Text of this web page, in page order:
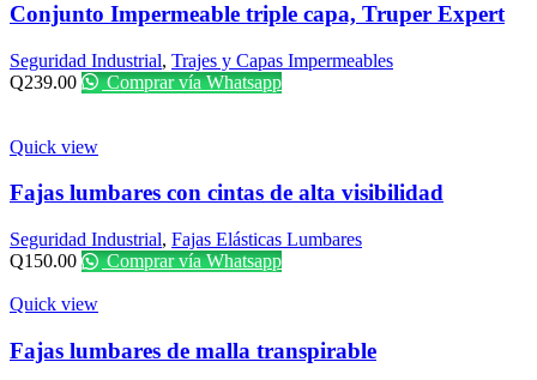
Conjunto Impermeable triple capa, Truper Expert
Seguridad Industrial, Trajes y Capas Impermeables
Q239.00 Comprar vía Whatsapp
Quick view
Fajas lumbares con cintas de alta visibilidad
Seguridad Industrial, Fajas Elásticas Lumbares
Q150.00 Comprar vía Whatsapp
Quick view
Fajas lumbares de malla transpirable